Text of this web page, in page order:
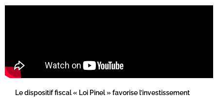
Le dispositif fiscal « Loi Pinel » favorise l’investissement